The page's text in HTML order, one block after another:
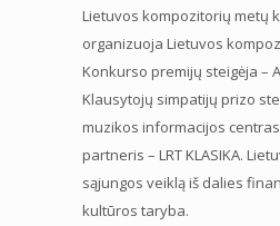
Lietuvos kompozitorių metų
organizuoja Lietuvos
Konkurso premijų steigėja –
Klausytojų simpatijų prizo
muzikos informacijos
partneris – LRT KLASIKA.
sąjungos veiklą iš dalies
kultūros taryba.